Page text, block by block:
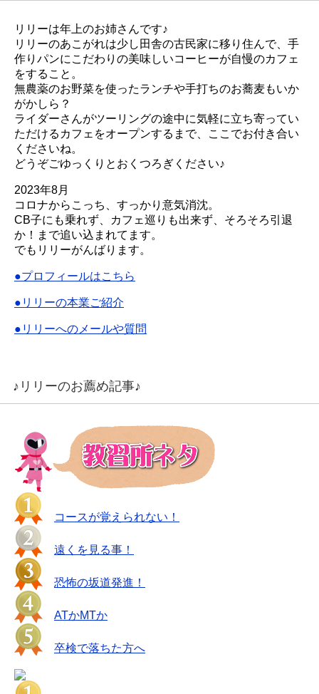
リリーは年上のお姉さんです♪
リリーのあこがれは少し田舎の古民家に移り住んで、手
作りパンにこだわりの美味しいコーヒーが自慢のカフェ
をすること。
無農薬のお野菜を使ったランチや手打ちのお蕎麦もいか
がかしら？
ライダーさんがツーリングの途中に気軽に立ち寄ってい
ただけるカフェをオープンするまで、ここでお付き合い
くださいね。
どうぞごゆっくりとおくつろぎください♪
2023年8月
コロナからこっち、すっかり意気消沈。
CB子にも乗れず、カフェ巡りも出来ず、そろそろ引退
か！まで追い込まれてます。
でもリリーがんばります。
●プロフィールはこちら
●リリーの本業ご紹介
●リリーへのメールや質問
♪リリーのお薦め記事♪
コースが覚えられない！
遠くを見る事！
恐怖の坂道発進！
ATかMTか
卒検で落ちた方へ